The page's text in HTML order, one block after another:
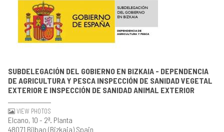
SUBDELEGACIÓN DEL GOBIERNO EN BIZKAIA - DEPENDENCIA
DE AGRICULTURA Y PESCA INSPECCIÓN DE SANIDAD VEGETAL
EXTERIOR E INSPECCIÓN DE SANIDAD ANIMAL EXTERIOR
VIEW PHOTOS
Elcano, 10 - 2ª. Planta
48071 Bilbao (Bizkaia) Spain